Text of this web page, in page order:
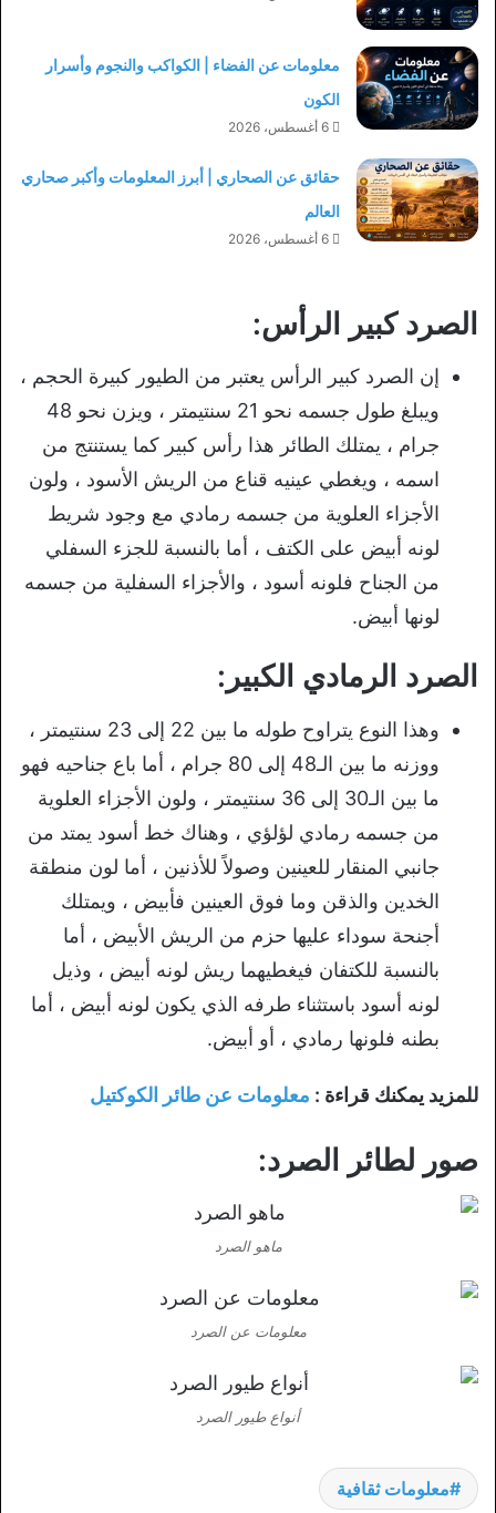
معلومات عن الفضاء | الكواكب والنجوم وأسرار
الكون
6 أغسطس، 2026
حقائق عن الصحاري | أبرز المعلومات وأكبر صحاري
العالم
6 أغسطس، 2026
الصرد كبير الرأس:
إن الصرد كبير الرأس يعتبر من الطيور كبيرة الحجم ،
ويبلغ طول جسمه نحو 21 سنتيمتر ، ويزن نحو 48
جرام ، يمتلك الطائر هذا رأس كبير كما يستنتج من
اسمه ، ويغطي عينيه قناع من الريش الأسود ، ولون
الأجزاء العلوية من جسمه رمادي مع وجود شريط
لونه أبيض على الكتف ، أما بالنسبة للجزء السفلي
من الجناح فلونه أسود ، والأجزاء السفلية من جسمه
لونها أبيض.
الصرد الرمادي الكبير:
وهذا النوع يتراوح طوله ما بين 22 إلى 23 سنتيمتر ،
ووزنه ما بين الـ48 إلى 80 جرام ، أما باع جناحيه فهو
ما بين الـ30 إلى 36 سنتيمتر ، ولون الأجزاء العلوية
من جسمه رمادي لؤلؤي ، وهناك خط أسود يمتد من
جانبي المنقار للعينين وصولاً للأذنين ، أما لون منطقة
الخدين والذقن وما فوق العينين فأبيض ، ويمتلك
أجنحة سوداء عليها حزم من الريش الأبيض ، أما
بالنسبة للكتفان فيغطيهما ريش لونه أبيض ، وذيل
لونه أسود باستثناء طرفه الذي يكون لونه أبيض ، أما
بطنه فلونها رمادي ، أو أبيض.
للمزيد يمكنك قراءة : معلومات عن طائر الكوكتيل
صور لطائر الصرد:
ماهو الصرد
معلومات عن الصرد
أنواع طيور الصرد
معلومات ثقافية